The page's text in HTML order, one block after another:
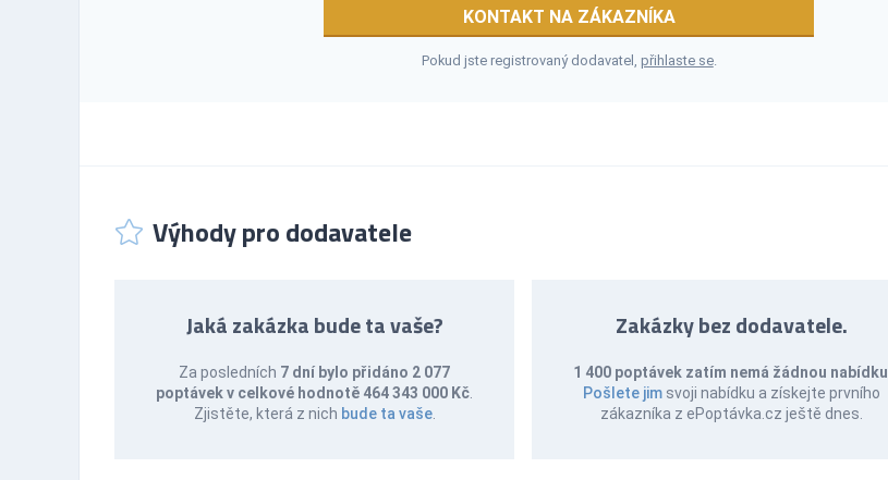
KONTAKT NA ZÁKAZNÍKA
Pokud jste registrovaný dodavatel, přihlaste se.
Výhody pro dodavatele
Jaká zakázka bude ta vaše?
Za posledních 7 dní bylo přidáno 2 077
poptávek v celkové hodnotě 464 343 000 Kč
Zjistěte, která z nich bude ta vaše.
Zakázky bez dodavatele.
1 400 poptávek zatím nemá žádnou nabídku
Pošlete jim svoji nabídku a získejte prvního
zákazníka z ePoptávka.cz ještě dnes.